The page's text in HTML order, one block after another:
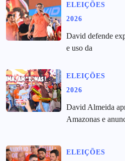
ELEIÇÕES
2026
David defende
e uso da
ELEIÇÕES
2026
David Almeida
Amazonas e
ELEIÇÕES